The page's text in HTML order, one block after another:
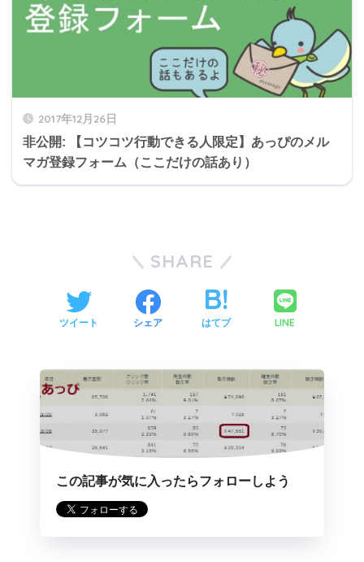
2017年12月26日
非公開: 【コツコツ行動できる人限定】あっぴのメル
マガ登録フォーム（ここだけの話あり）
SHARE
ツイート シェア はてブ LINE
この記事が気に入ったらフォローしよう